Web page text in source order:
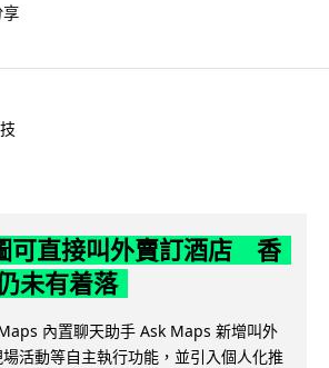
可直接叫外賣訂酒店 香
未有着落
內置聊天助手 Ask Maps 新增叫外
活動等自主執行功能，並引入個人化推